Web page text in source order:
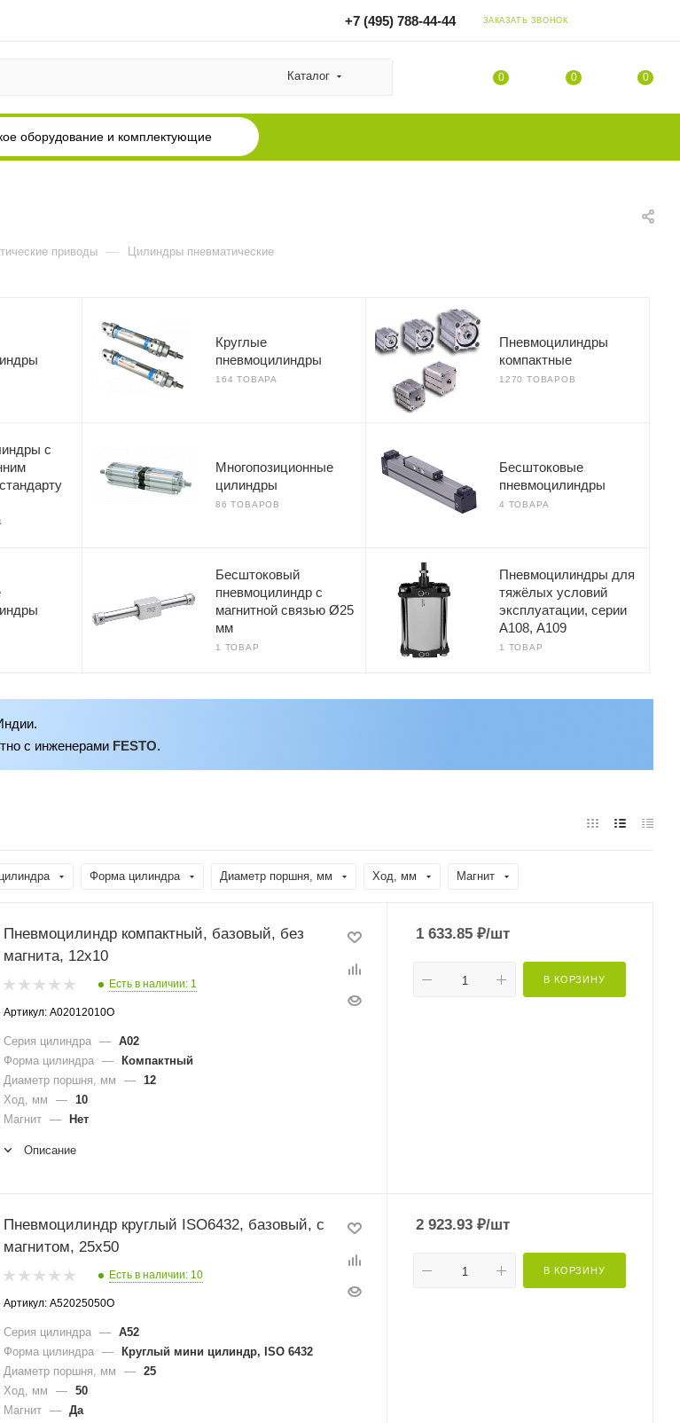
+7 (495) 788-44-44 ЗАКАЗАТЬ ЗВОНОК
Каталог 0 0 0
оборудование и комплектующие
приводы — Цилиндры пневматические
Круглые
пневмоцилиндры
164 ТОВАРА
Пневмоцилиндры
компактные
1270 ТОВАРОВ
с
Многопозиционные
цилиндры
86 ТОВАРОВ
Бесштоковые
пневмоцилиндры
4 ТОВАРА
Бесштоковый
пневмоцилиндр с
магнитной связью Ø25
мм
1 ТОВАР
Пневмоцилиндры для
тяжёлых условий
эксплуатации, серии
А108, А109
1 ТОВАР
с инженерами FESTO.
Форма цилиндра Диаметр поршня, мм Ход, мм Магнит
Пневмоцилиндр компактный, базовый, без
магнита, 12x10
Есть в наличии: 1
Артикул: A02012010O
Серия цилиндра — A02
Форма цилиндра —
Компактный
Диаметр поршня, мм
— 12
Ход, мм
— 10
Магнит — Нет
Описание
1 633.85 ₽/шт
В КОРЗИНУ
Пневмоцилиндр круглый ISO6432, базовый, с
магнитом, 25x50
Есть в наличии: 10
Артикул: A52025050O
Серия цилиндра — A52
Форма цилиндра —
Круглый мини цилиндр, ISO 6432
Диаметр поршня, мм
— 25
Ход, мм
— 50
Магнит — Да
2 923.93 ₽/шт
В КОРЗИНУ